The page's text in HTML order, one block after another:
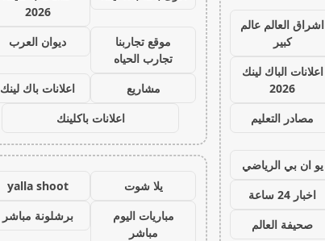
اشراق العالم عالم
كبير
اعلانات الباك لينك
2026
مصادر التعليم
يو ان بي الرياضي
اخبار 24 ساعة
صحيفة العالم
2026
موقع تجاربنا
تجارب الحياه
ديوان العرب
مشاريع
اعلانات باك لينك
اعلانات باكلينك
يلا شوت
yalla shoot
مباريات اليوم
مباشر
برشلونة مباشر